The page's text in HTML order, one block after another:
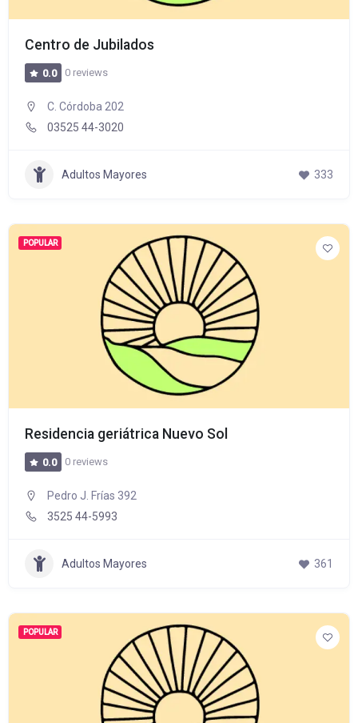
Centro de Jubilados
0.0 0 reviews
C. Córdoba 202
03525 44-3020
Adultos Mayores 333
POPULAR
Residencia geriátrica Nuevo Sol
0.0 0 reviews
Pedro J. Frías 392
3525 44-5993
Adultos Mayores 361
POPULAR